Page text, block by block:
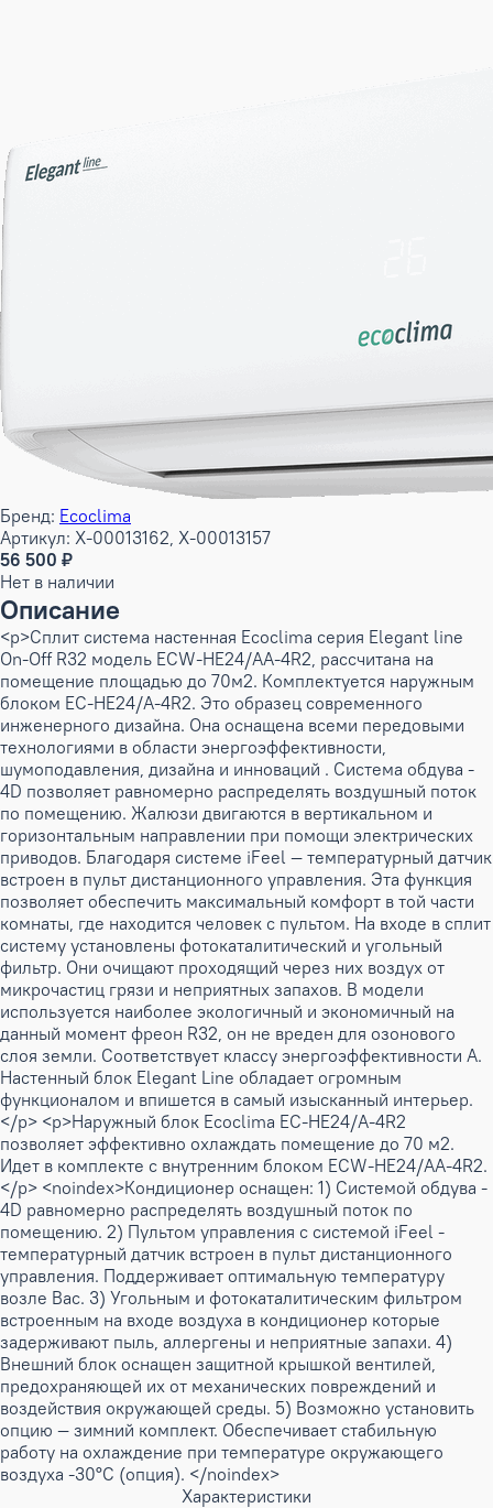
Бренд: Ecoclima
Артикул: X-00013162, X-00013157
56 500 ₽
Нет в наличии
Описание
<p>Сплит система настенная Ecoclima серия Elegant line
On-Off R32 модель ECW-HE24/AA-4R2, рассчитана на
помещение площадью до 70м2. Комплектуется наружным
блоком EC-HE24/A-4R2. Это образец современного
инженерного дизайна. Она оснащена всеми передовыми
технологиями в области энергоэффективности,
шумоподавления, дизайна и инноваций . Система обдува -
4D позволяет равномерно распределять воздушный поток
по помещению. Жалюзи двигаются в вертикальном и
горизонтальным направлении при помощи электрических
приводов. Благодаря системе iFeel — температурный датчик
встроен в пульт дистанционного управления. Эта функция
позволяет обеспечить максимальный комфорт в той части
комнаты, где находится человек с пультом. На входе в сплит
систему установлены фотокаталитический и угольный
фильтр. Они очищают проходящий через них воздух от
микрочастиц грязи и неприятных запахов. В модели
используется наиболее экологичный и экономичный на
данный момент фреон R32, он не вреден для озонового
слоя земли. Соответствует классу энергоэффективности A.
Настенный блок Elegant Line обладает огромным
функционалом и впишется в самый изысканный интерьер.
</p> <p>Наружный блок Ecoclima EC-HE24/A-4R2
позволяет эффективно охлаждать помещение до 70 м2.
Идет в комплекте с внутренним блоком ECW-HE24/AA-4R2.
</p> <noindex>Кондиционер оснащен: 1) Системой обдува -
4D равномерно распределять воздушный поток по
помещению. 2) Пультом управления с системой iFeel -
температурный датчик встроен в пульт дистанционного
управления. Поддерживает оптимальную температуру
возле Вас. 3) Угольным и фотокаталитическим фильтром
встроенным на входе воздуха в кондиционер которые
задерживают пыль, аллергены и неприятные запахи. 4)
Внешний блок оснащен защитной крышкой вентилей,
предохраняющей их от механических повреждений и
воздействия окружающей среды. 5) Возможно установить
опцию — зимний комплект. Обеспечивает стабильную
работу на охлаждение при температуре окружающего
воздуха -30°С (опция). </noindex>
Характеристики